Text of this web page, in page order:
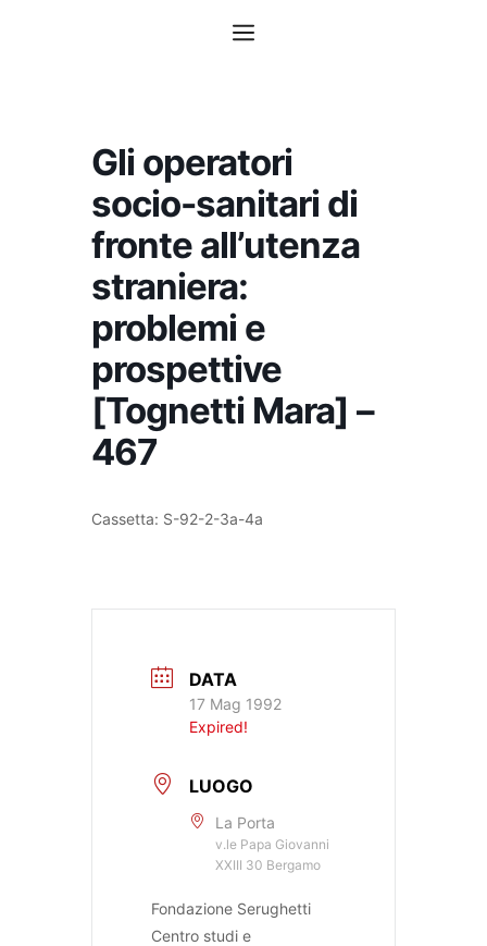
Menu
Gli operatori
socio-sanitari di
fronte all’utenza
straniera:
problemi e
prospettive
[Tognetti Mara] –
467
Cassetta: S-92-2-3a-4a
DATA
17 Mag 1992
Expired!
LUOGO
La Porta
v.le Papa Giovanni
XXIII 30 Bergamo
Fondazione Serughetti
Centro studi e